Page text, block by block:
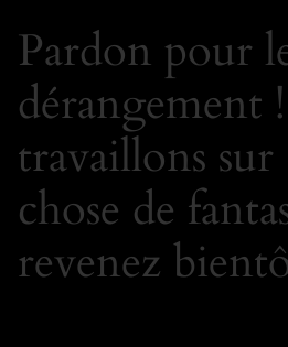
Pardon pour
dérangement
travaillons sur
chose de
revenez